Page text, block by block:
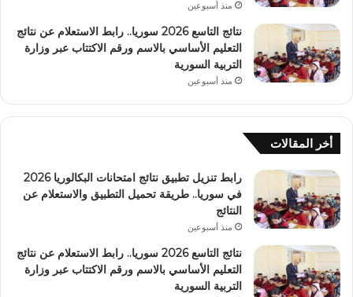
منذ أسبوعين
نتائج التاسع 2026 سوريا.. رابط الاستعلام عن نتائج
التعليم الأساسي بالاسم ورقم الاكتتاب عبر وزارة
التربية السورية
منذ أسبوعين
أخر المقالات
رابط تنزيل تطبيق نتائج امتحانات البكالوريا 2026
في سوريا.. طريقة تحميل التطبيق والاستعلام عن
النتائج
منذ أسبوعين
نتائج التاسع 2026 سوريا.. رابط الاستعلام عن نتائج
التعليم الأساسي بالاسم ورقم الاكتتاب عبر وزارة
التربية السورية